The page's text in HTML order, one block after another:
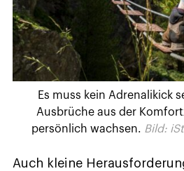
Es muss kein Adrenalikick
Ausbrüche aus der
persönlich wachsen. Bild:
Auch kleine